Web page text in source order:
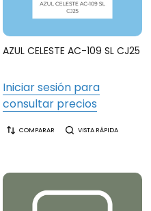
AZUL CELESTE AC-109 SL CJ25
Iniciar sesión para
consultar precios
COMPARAR VISTA RÁPIDA